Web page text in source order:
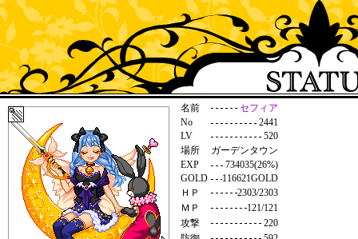
名前
セフィア
No
2441
LV
520
場所
ガーデンタウン
EXP
734035(26%)
GOLD
116621GOLD
ＨＰ
2303/2303
ＭＰ
121/121
攻撃
220